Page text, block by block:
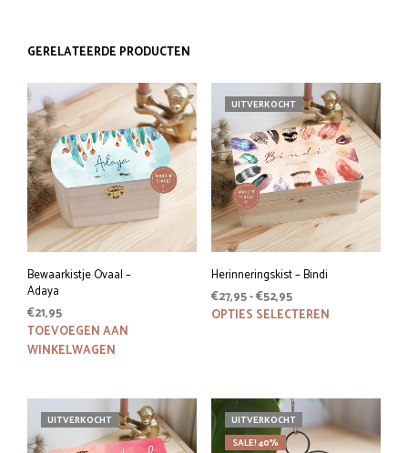
GERELATEERDE PRODUCTEN
Bewaarkistje Ovaal –
Adaya
€21,95
TOEVOEGEN AAN
WINKELWAGEN
UITVERKOCHT
Herinneringskist – Bindi
€27,95-€52,95Prijsklasse:
€27,95
OPTIES SELECTEREN
kan
UITVERKOCHT
UITVERKOCHT
SALE! 40%